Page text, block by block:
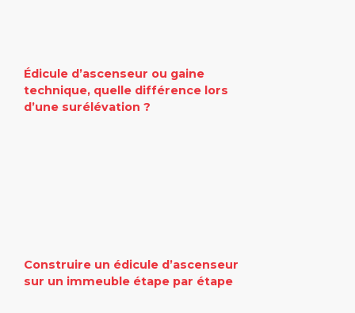
Édicule d’ascenseur ou gaine
technique, quelle différence lors
d’une surélévation ?
Construire un édicule d’ascenseur
sur un immeuble étape par étape